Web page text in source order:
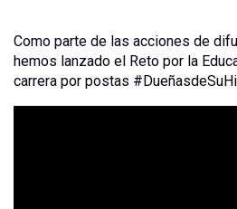
Como parte de las acciones de
hemos lanzado el Reto por la
carrera por postas